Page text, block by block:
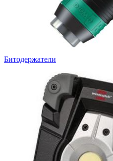
Битодержатели